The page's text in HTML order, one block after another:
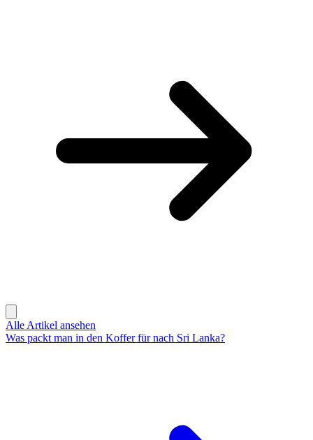
Alle Artikel ansehen
Was packt man in den Koffer für nach Sri Lanka?